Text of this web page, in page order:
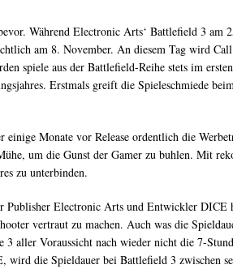
Während Electronic Arts‘ Battlefield 3
am 8. November. An diesem Tag wird
spiele aus der Battlefield-Reihe stets im
Erstmals greift die Spieleschmiede
einige Monate vor Release ordentlich die
um die Gunst der Gamer zu buhlen. Mit
zu unterbinden.
Electronic Arts und Entwickler DICE
vertraut zu machen. Auch was die
aller Voraussicht nach wieder nicht die 7-
die Spieldauer bei Battlefield 3 zwischen